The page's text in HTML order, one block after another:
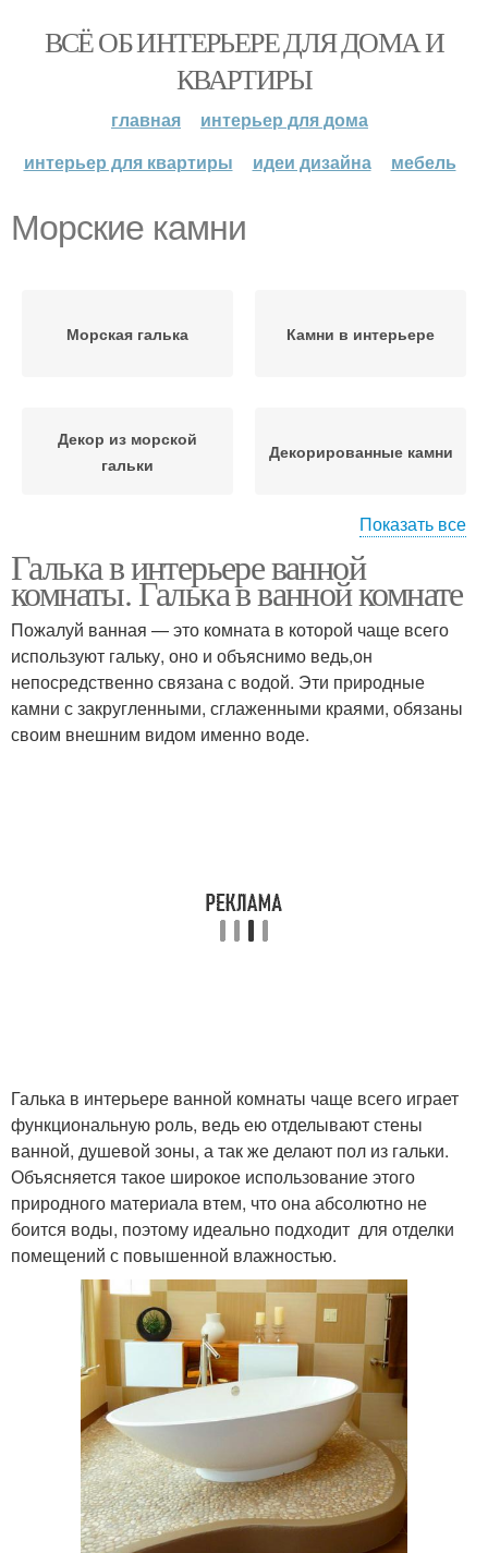
ВСЁ ОБ ИНТЕРЬЕРЕ ДЛЯ ДОМА И
КВАРТИРЫ
главная
интерьер для дома
интерьер для квартиры
идеи дизайна мебель
Морские камни
Морская галька Камни в интерьере
Декор из морской
гальки
Декорированные камни
Коврик из камней
Показать все
Галька в интерьере ванной
комнаты. Галька в ванной комнате
Пожалуй ванная — это комната в которой чаще всего
используют гальку, оно и объяснимо ведь,он
непосредственно связана с водой. Эти природные
камни с закругленными, сглаженными краями, обязаны
своим внешним видом именно воде.
Галька в интерьере ванной комнаты чаще всего играет
функциональную роль, ведь ею отделывают стены
ванной, душевой зоны, а так же делают пол из гальки.
Объясняется такое широкое использование этого
природного материала втем, что она абсолютно не
боится воды, поэтому идеально подходит для отделки
помещений с повышенной влажностью.